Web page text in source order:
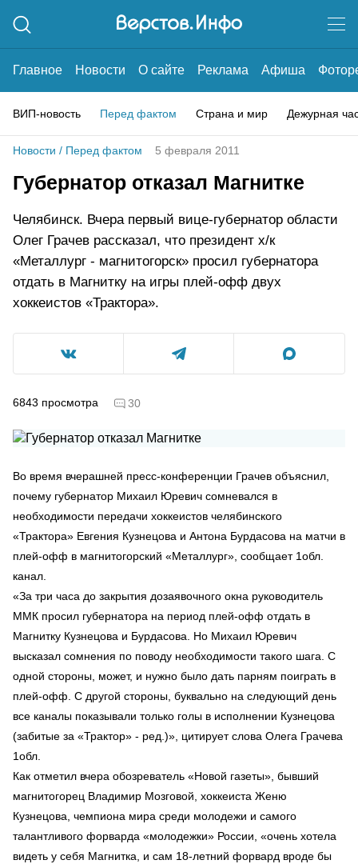
Главное Новости О сайте Реклама Афиша
ВИП-новость Перед фактом Страна и мир Дежурная
Новости / Перед фактом 5 февраля 2011
Губернатор отказал Магнитке
Челябинск. Вчера первый вице-губернатор области
Олег Грачев рассказал, что президент х/к
«Металлург - магнитогорск» просил губернатора
отдать в Магнитку на игры плей-офф двух
хоккеистов «Трактора».
6843 просмотра 30
Во время вчерашней пресс-конференции Грачев объяснил,
почему губернатор Михаил Юревич сомневался в
необходимости передачи хоккеистов челябинского
«Трактора» Евгения Кузнецова и Антона Бурдасова на матчи в
плей-офф в магнитогорский «Металлург», сообщает 1обл.
канал.
«За три часа до закрытия дозаявочного окна руководитель
ММК просил губернатора на период плей-офф отдать в
Магнитку Кузнецова и Бурдасова. Но Михаил Юревич
высказал сомнения по поводу необходимости такого шага. С
одной стороны, может, и нужно было дать парням поиграть в
плей-офф. С другой стороны, буквально на следующий день
все каналы показывали только голы в исполнении Кузнецова
(забитые за «Трактор» - ред.)», цитирует слова Олега Грачева
1обл.
Как отметил вчера обозреватель «Новой газеты», бывший
магнитогорец Владимир Мозговой, хоккеиста Женю
Кузнецова, чемпиона мира среди молодежи и самого
талантливого форварда «молодежки» России, «очень хотела
видеть у себя Магнитка, и сам 18-летний форвард вроде бы